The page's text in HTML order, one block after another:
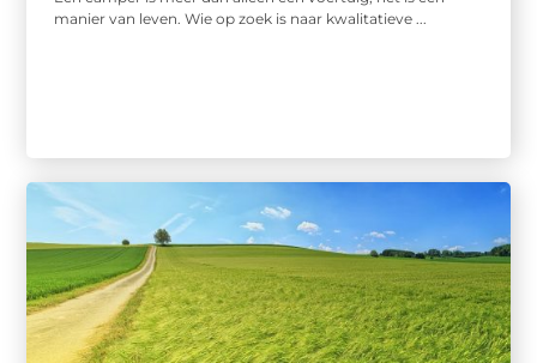
manier van leven. Wie op zoek is naar kwalitatieve ...